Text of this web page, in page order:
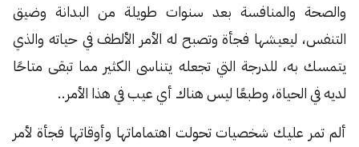
والصحة والمنافسة بعد سنوات طويلة من البدانة وضيق
التنفس، ليعيشها فجأة وتصبح له الأمر الألطف في حياته والذي
يتمسك به، للدرجة التي تجعله يتناسى الكثير مما تبقى متاحًا
لديه في الحياة، وطبعًا ليس هناك أي عيب في هذا الأمر..
ألم تمر عليك شخصيات تحولت اهتماماتها وأوقاتها فجأة لأمر